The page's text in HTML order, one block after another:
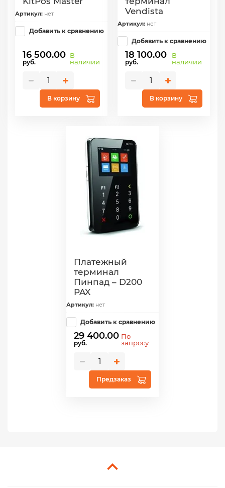
Артикул: нет
Добавить к сравнению
16 500.00
руб.
В
наличии
В корзину
Vendista
Артикул: нет
Добавить к сравнению
18 100.00
руб.
В
наличии
В корзину
Платежный
терминал
Пинпад – D200
PAX
Артикул: нет
Добавить к сравнению
29 400.00
руб.
По
запросу
Предзаказ